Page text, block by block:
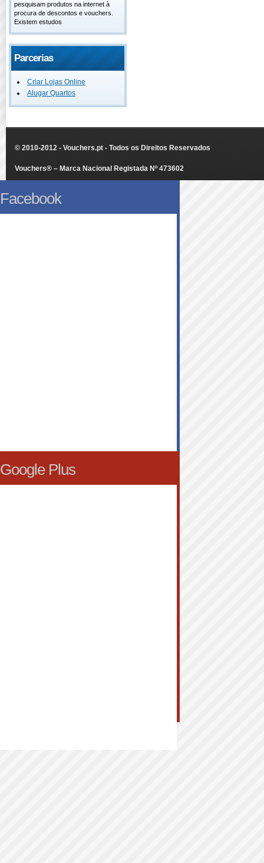
pesquisam produtos na internet à
procura de descontos e vouchers.
Existem estudos
Parcerias
Criar Lojas Online
Alugar Quartos
© 2010-2012 - Vouchers.pt - Todos os Direitos Reservados
Vouchers® – Marca Nacional Registada Nº 473602
Facebook
Google Plus